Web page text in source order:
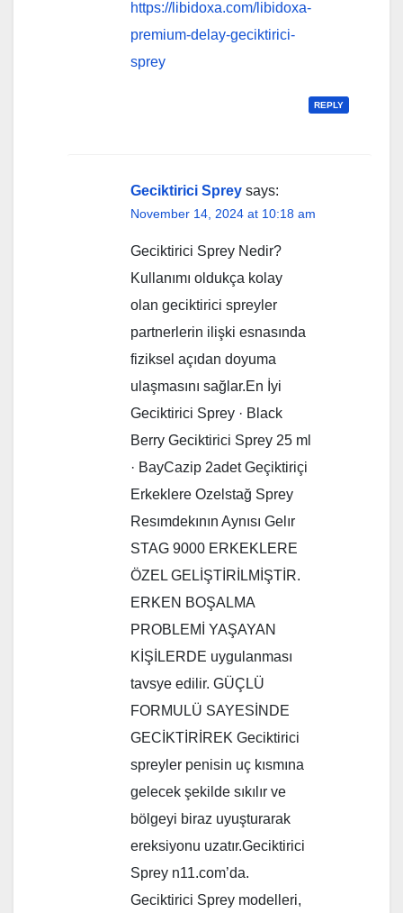
https://libidoxa.com/libidoxa-
premium-delay-geciktirici-
sprey
REPLY
Geciktirici Sprey says:
November 14, 2024 at 10:18 am
Geciktirici Sprey Nedir?
Kullanımı oldukça kolay
olan geciktirici spreyler
partnerlerin ilişki esnasında
fiziksel açıdan doyuma
ulaşmasını sağlar.En İyi
Geciktirici Sprey · Black
Berry Geciktirici Sprey 25 ml
· BayCazip 2adet Geçiktiriçi
Erkeklere Ozelstağ Sprey
Resımdekının Aynısı Gelır
STAG 9000 ERKEKLERE
ÖZEL GELİŞTİRİLMİŞTİR.
ERKEN BOŞALMA
PROBLEMİ YAŞAYAN
KİŞİLERDE uygulanması
tavsye edilir. GÜÇLÜ
FORMULÜ SAYESİNDE
GECİKTİRİREK Geciktirici
spreyler penisin uç kısmına
gelecek şekilde sıkılır ve
bölgeyi biraz uyuşturarak
ereksiyonu uzatır.Geciktirici
Sprey n11.com’da.
Geciktirici Sprey modelleri,